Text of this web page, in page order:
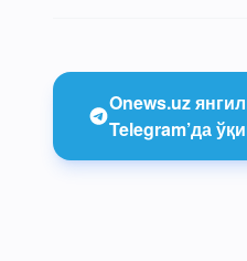
Onews.uz
Telegram’да